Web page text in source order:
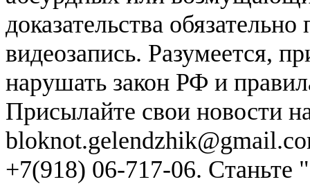
доказательства
видеозапись. Разумеется,
нарушать закон РФ и
Присылайте свои новости
+7(918) 06-717-06.